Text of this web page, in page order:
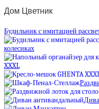
Дом Цветник
Будильник с имитацией
колесиках
XXXL